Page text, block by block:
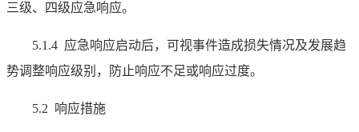
三级、四级应急响应。
5.1.4 应急响应启动后，可视事件造成损失情况及发展趋
势调整响应级别，防止响应不足或响应过度。
5.2 响应措施